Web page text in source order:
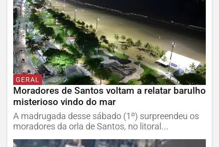
GERAL
Moradores de Santos voltam a relatar barulho
misterioso vindo do mar
A madrugada desse sábado (1º) surpreendeu os
moradores da orla de Santos, no litoral...